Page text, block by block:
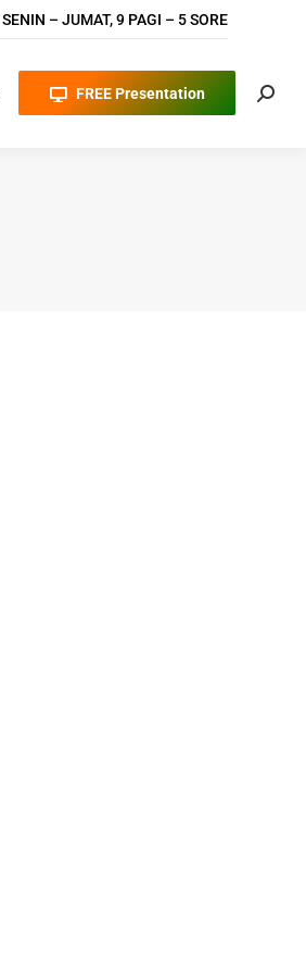
SENIN – JUMAT, 9 PAGI – 5 SORE
FREE Presentation